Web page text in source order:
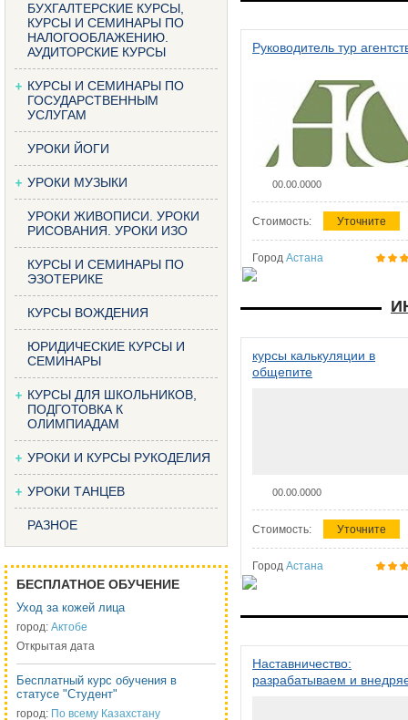
БУХГАЛТЕРСКИЕ КУРСЫ,
КУРСЫ И СЕМИНАРЫ ПО
НАЛОГООБЛАЖЕНИЮ.
АУДИТОРСКИЕ КУРСЫ
КУРСЫ И СЕМИНАРЫ ПО
ГОСУДАРСТВЕННЫМ
УСЛУГАМ
УРОКИ ЙОГИ
УРОКИ МУЗЫКИ
УРОКИ ЖИВОПИСИ. УРОКИ
РИСОВАНИЯ. УРОКИ ИЗО
КУРСЫ И СЕМИНАРЫ ПО
ЭЗОТЕРИКЕ
КУРСЫ ВОЖДЕНИЯ
ЮРИДИЧЕСКИЕ КУРСЫ И
СЕМИНАРЫ
КУРСЫ ДЛЯ ШКОЛЬНИКОВ,
ПОДГОТОВКА К
ОЛИМПИАДАМ
УРОКИ И КУРСЫ РУКОДЕЛИЯ
УРОКИ ТАНЦЕВ
РАЗНОЕ
БЕСПЛАТНОЕ ОБУЧЕНИЕ
Уход за кожей лица
город: Актобе
Открытая дата
Бесплатный курс обучения в
статусе "Студент"
город: По всему Казахстану
Руководитель тур
00.00.0000
Стоимость: Уточните
Город Астана
курсы калькуляции в
общепите
00.00.0000
Стоимость: Уточните
Город Астана
Наставничество:
разрабатываем и